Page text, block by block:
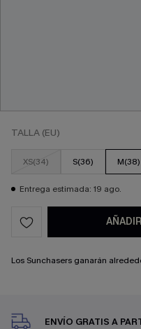
TALLA (EU)
XS(34) S(36) M(38)
Entrega estimada: 19 ago.
Los Sunchasers ganarán
ENVÍO GRATIS A